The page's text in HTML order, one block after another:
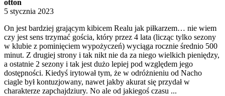
otton
5 stycznia 2023
On jest bardziej grającym kibicem Realu jak piłkarzem… nie wiem
czy jest sens trzymać gościa, który przez 4 lata (licząc tylko sezony
w klubie z pominięciem wypożyczeń) wyciąga rocznie średnio 500
minut. Z drugiej strony i tak nikt nie da za niego wielkich pieniędzy,
a ostatnie 2 sezony i tak jest dużo lepiej pod względem jego
dostępności. Kiedyś irytował tym, że w odróżnieniu od Nacho
ciagle był kontuzjowany, nawet jakby akurat się przydał w
charakterze zapchajdziury. No ale od jakiegoś czasu ...